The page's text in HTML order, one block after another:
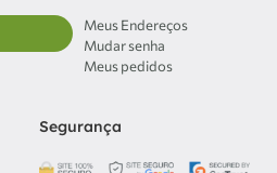
Meus Endereços
Mudar senha
Meus pedidos
Segurança